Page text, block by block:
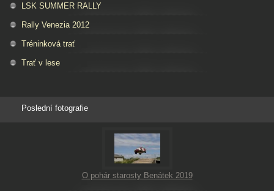
LSK SUMMER RALLY
Rally Venezia 2012
Tréninková trať
Trať v lese
Poslední fotografie
O pohár starosty Benátek 2019